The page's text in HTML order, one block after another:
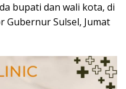
bupati dan wali kota, di
Gubernur Sulsel, Jumat